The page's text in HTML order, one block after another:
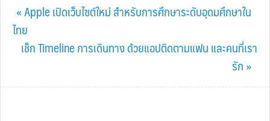
Previous
Post:
« Apple เปิดเว็บไซต์ใหม่ สำหรับการศึกษาระดับอุดมศึกษาใน
ไทย
Next
เช็ก Timeline การเดินทาง ด้วยแอปติดตามแฟน และคนที่เรา
รัก »